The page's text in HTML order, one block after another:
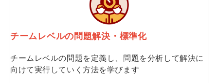
チームレベルの問題解決・標準化
チームレベルの問題を定義し、問題を分析して解決に
向けて実行していく方法を学びます